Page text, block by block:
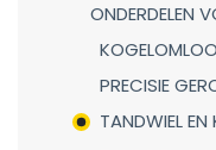
ONDERDELEN
PRECISIE
TANDWIEL EN